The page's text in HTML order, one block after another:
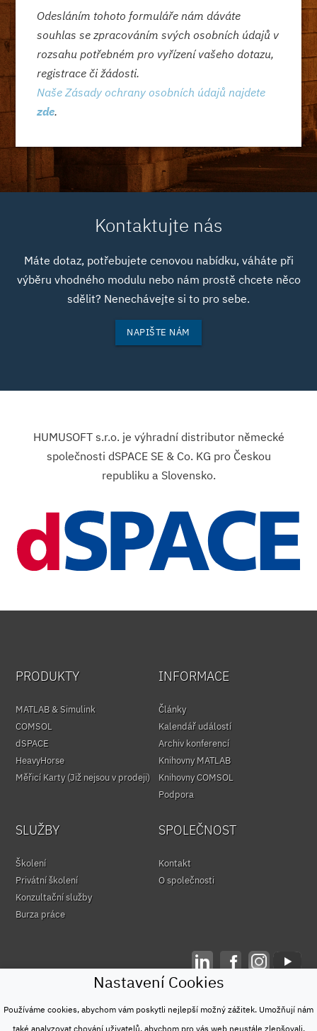
Odesláním tohoto formuláře nám dáváte
souhlas se zpracováním svých osobních údajů v
rozsahu potřebném pro vyřízení vašeho dotazu,
registrace či žádosti.
Naše Zásady ochrany osobních údajů najdete
zde.
Kontaktujte nás
Máte dotaz, potřebujete cenovou nabídku, váháte při
výběru vhodného modulu nebo nám prostě chcete něco
sdělit? Nenechávejte si to pro sebe.
NAPIŠTE NÁM
HUMUSOFT s.r.o. je výhradní distributor německé
společnosti dSPACE SE & Co. KG pro Českou
republiku a Slovensko.
Nastavení Cookies
Používáme cookies, abychom vám poskytli nejlepší možný zážitek. Umožňují nám
také analyzovat chování uživatelů, abychom pro vás web neustále zlepšovali.
PRODUKTY
MATLAB & Simulink
COMSOL
dSPACE
HeavyHorse
Měřicí Karty (Již nejsou v prodeji)
INFORMACE
Články
Kalendář událostí
Archiv konferencí
Knihovny MATLAB
Knihovny COMSOL
Podpora
SLUŽBY
Školení
Privátní školení
Konzultační služby
Burza práce
SPOLEČNOST
Kontakt
O společnosti
© HUMUSOFT 1991 - 2026
Ochrana osobních údajů
&